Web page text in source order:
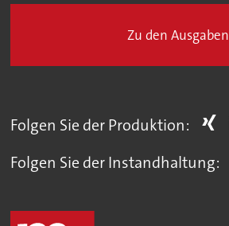
Zu den Ausgaben
Folgen Sie der Produktion:
Folgen Sie der Instandhaltung: